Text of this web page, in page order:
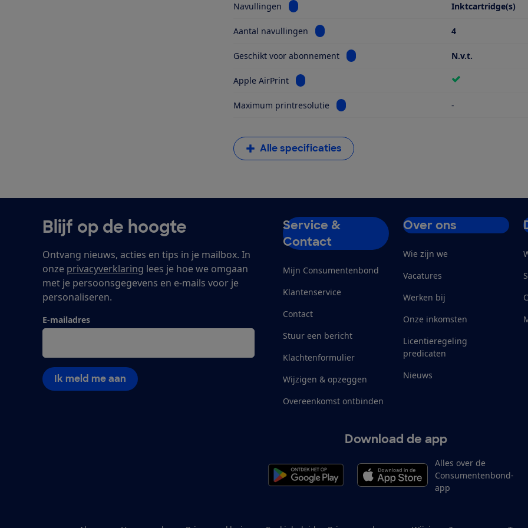
Navullingen Bekijk informatie voor Navullingen Inktcartridge(s)
Aantal navullingen Bekijk informatie voor Aantal navullingen
4
Geschikt voor abonnement Bekijk informatie voor Geschikt voor
N.v.t.
Apple AirPrint Bekijk informatie voor Apple AirPrint
Maximum printresolutie Bekijk informatie voor Maximum printresolutie
-
Alle specificaties
Blijf op de hoogte
Ontvang nieuws, acties en tips in je mailbox. In
onze privacyverklaring lees je hoe we omgaan
met je persoonsgegevens en e-mails voor je
personaliseren.
E-mailadres
Ik meld me aan
Service &
Contact
Mijn Consumentenbond
Klantenservice
Contact
Stuur een bericht
Klachtenformulier
Wijzigen & opzeggen
Overeenkomst ontbinden
Over ons
Wie zijn we
Vacatures
Werken bij
Onze inkomsten
Licentieregeling
predicaten
Nieuws
Download de app
Alles over de
Consumentenbond-
app